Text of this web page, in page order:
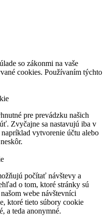
so zákonmi na vaše
cookies. Používaním týchto
pre prevádzku našich
Zvyčajne sa nastavujú iba v
vytvorenie účtu alebo
počítať návštevy a
o tom, ktoré stránky sú
webe návštevníci
ktoré tieto súbory cookie
a teda anonymné.